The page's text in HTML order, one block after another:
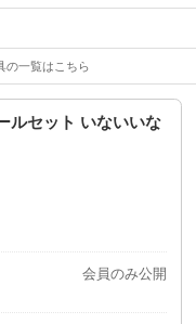
の一覧はこちら
ルセット いないいな
会員のみ公開